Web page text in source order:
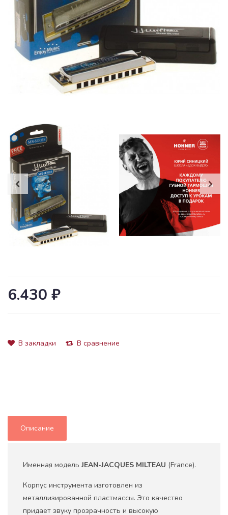
6.430 ₽
В закладки В сравнение
Описание
Именная модельJEAN-JACQUES MILTEAU (France).
Корпус инструмента изготовлен из
металлизированной пластмассы. Это качество
придает звуку прозрачность и высокую